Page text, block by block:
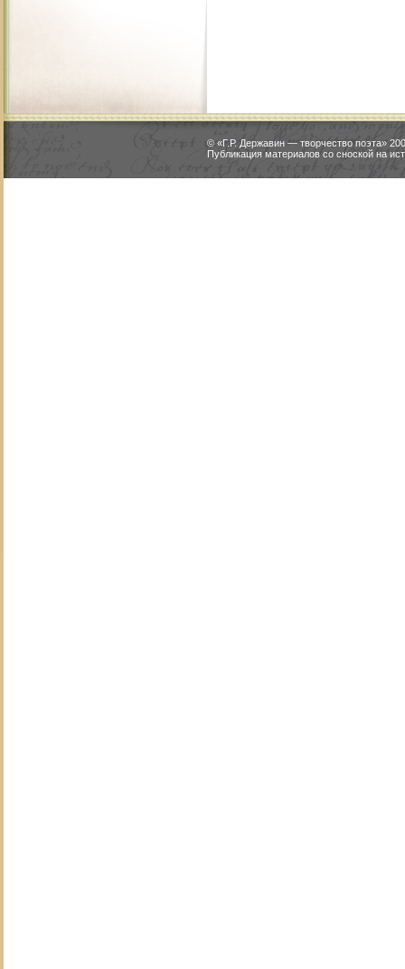
© «Г.Р. Державин — творчество поэта»
Публикация материалов со сноской на